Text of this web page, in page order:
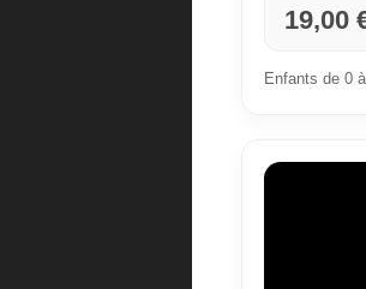
19,00
Enfants de 0